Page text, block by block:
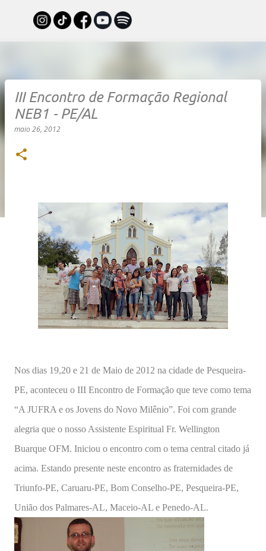
Pular para o conteúdo principal
III Encontro de Formação Regional
NEB1 - PE/AL
maio 26, 2012
Nos dias 19,20 e 21 de Maio de 2012 na cidade de Pesqueira-
PE, aconteceu o III Encontro de Formação que teve como tema
“A JUFRA e os Jovens do Novo Milênio”. Foi com grande
alegria que o nosso Assistente Espiritual Fr. Wellington
Buarque OFM. Iniciou o encontro com o tema central citado já
acima. Estando presente neste encontro as fraternidades de
Triunfo-PE, Caruaru-PE, Bom Conselho-PE, Pesqueira-PE,
União dos Palmares-AL, Maceio-AL e Penedo-AL.